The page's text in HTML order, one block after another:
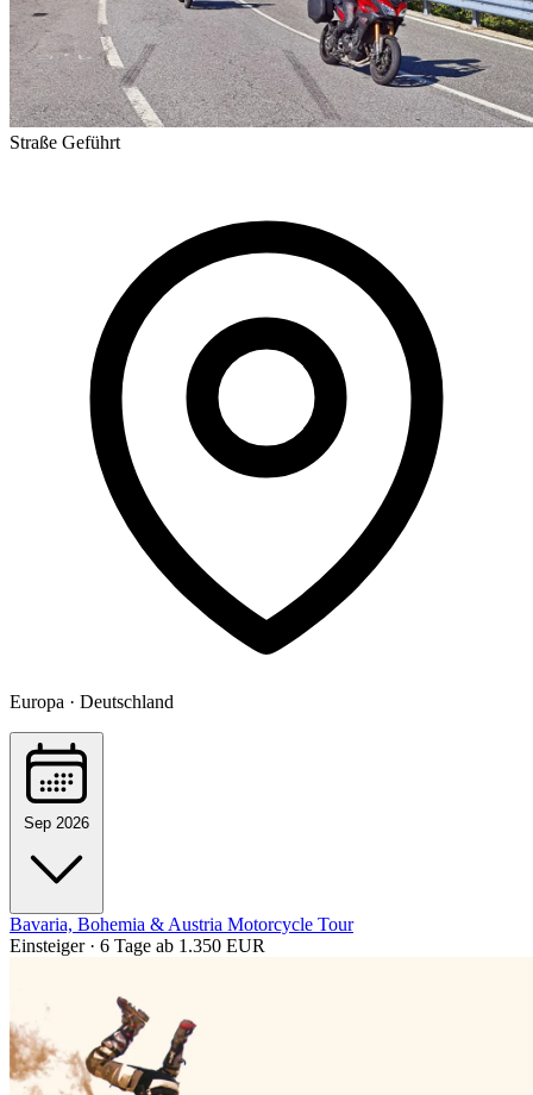
Straße Geführt
Europa · Deutschland
Sep 2026
Bavaria, Bohemia & Austria Motorcycle Tour
Einsteiger · 6 Tage ab 1.350 EUR